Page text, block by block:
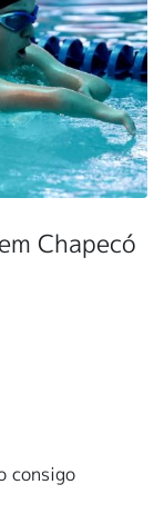
Chapecó
consigo